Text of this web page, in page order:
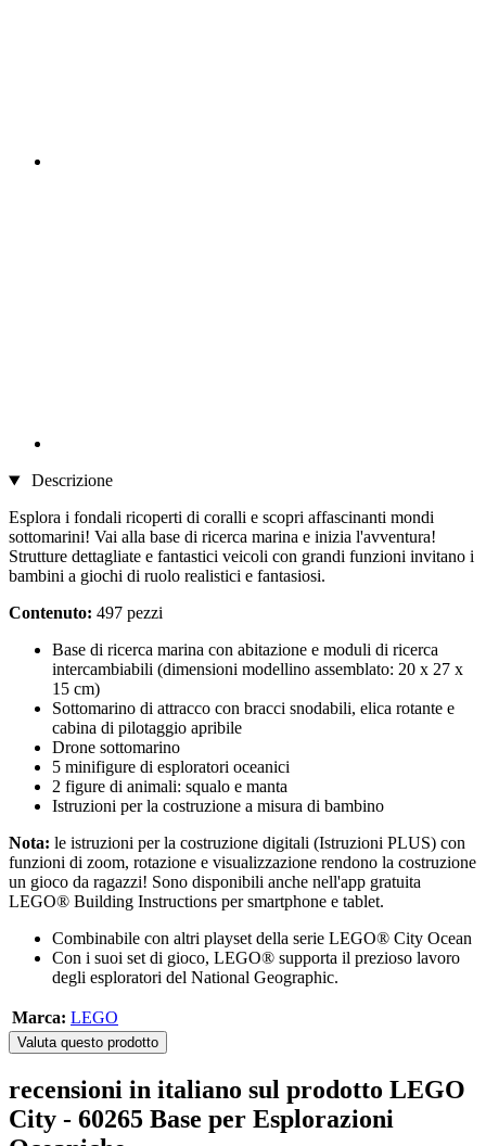
Descrizione
Esplora i fondali ricoperti di coralli e scopri affascinanti mondi
sottomarini! Vai alla base di ricerca marina e inizia l'avventura!
Strutture dettagliate e fantastici veicoli con grandi funzioni invitano i
bambini a giochi di ruolo realistici e fantasiosi.
Contenuto: 497 pezzi
Base di ricerca marina con abitazione e moduli di ricerca
intercambiabili (dimensioni modellino assemblato: 20 x 27 x
15 cm)
Sottomarino di attracco con bracci snodabili, elica rotante e
cabina di pilotaggio apribile
Drone sottomarino
5 minifigure di esploratori oceanici
2 figure di animali: squalo e manta
Istruzioni per la costruzione a misura di bambino
Nota: le istruzioni per la costruzione digitali (Istruzioni PLUS) con
funzioni di zoom, rotazione e visualizzazione rendono la costruzione
un gioco da ragazzi! Sono disponibili anche nell'app gratuita
LEGO® Building Instructions per smartphone e tablet.
Combinabile con altri playset della serie LEGO® City Ocean
Con i suoi set di gioco, LEGO® supporta il prezioso lavoro
degli esploratori del National Geographic.
Marca: LEGO
Valuta questo prodotto
recensioni in italiano sul prodotto LEGO
City - 60265 Base per Esplorazioni